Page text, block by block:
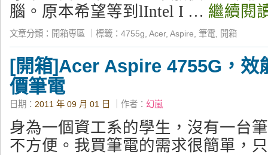
腦。原本希望等到lIntel I … 繼續閱
文章分類： 開箱專區 標籤： 4755g Acer, Aspire 筆電 開箱
[開箱]Acer Aspire 4755G，效
價筆電
日期： 2011 年 09 月 01 日 ｜作者： 幻嵐
身為一個資工系的學生，沒有一台
不方便。我買筆電的需求很簡單，